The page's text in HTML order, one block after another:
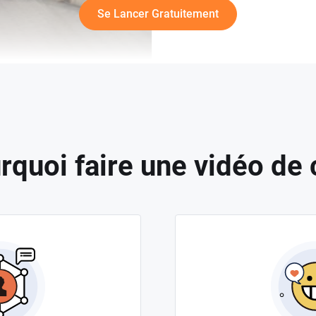
Se Lancer Gratuitement
faire une vidéo de